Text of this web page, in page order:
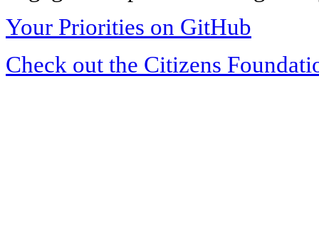
Your Priorities on GitHub
Check out the Citizens